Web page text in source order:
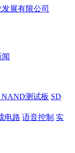
NAND测试板 SD
电路 语音控制 实